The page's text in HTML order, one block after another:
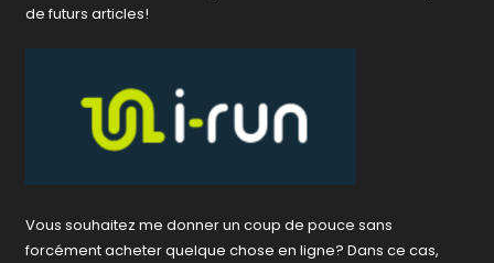
de futurs articles!
Vous souhaitez me donner un coup de pouce sans
forcément acheter quelque chose en ligne? Dans ce cas,